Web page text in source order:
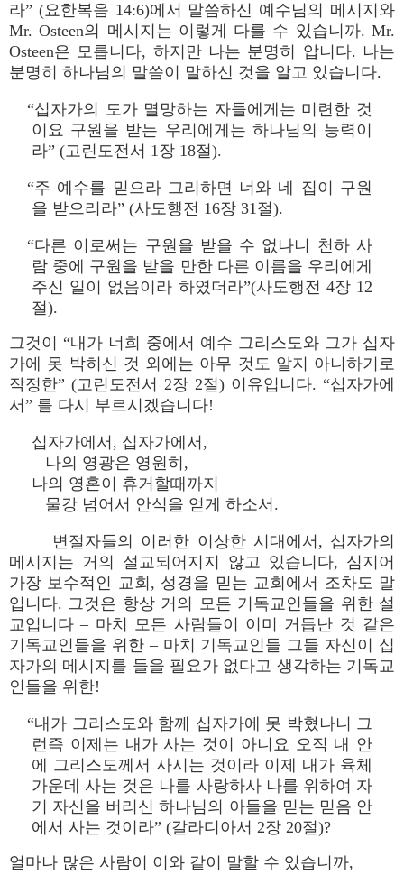
라” (요한복음 14:6)에서 말씀하신 예수님의 메시지와
Mr. Osteen의 메시지는 이렇게 다를 수 있습니까. Mr.
Osteen은 모릅니다, 하지만 나는 분명히 압니다. 나는
분명히 하나님의 말씀이 말하신 것을 알고 있습니다.
“십자가의 도가 멸망하는 자들에게는 미련한 것
이요 구원을 받는 우리에게는 하나님의 능력이
라” (고린도전서 1장 18절).
“주 예수를 믿으라 그리하면 너와 네 집이 구원
을 받으리라” (사도행전 16장 31절).
“다른 이로써는 구원을 받을 수 없나니 천하 사
람 중에 구원을 받을 만한 다른 이름을 우리에게
주신 일이 없음이라 하였더라”(사도행전 4장 12
절).
그것이 “내가 너희 중에서 예수 그리스도와 그가 십자
가에 못 박히신 것 외에는 아무 것도 알지 아니하기로
작정한” (고린도전서 2장 2절) 이유입니다. “십자가에
서” 를 다시 부르시겠습니다!
십자가에서, 십자가에서,
나의 영광은 영원히,
나의 영혼이 휴거할때까지
물강 넘어서 안식을 얻게 하소서.
변절자들의 이러한 이상한 시대에서, 십자가의
메시지는 거의 설교되어지지 않고 있습니다, 심지어
가장 보수적인 교회, 성경을 믿는 교회에서 조차도 말
입니다. 그것은 항상 거의 모든 기독교인들을 위한 설
교입니다 – 마치 모든 사람들이 이미 거듭난 것 같은
기독교인들을 위한 – 마치 기독교인들 그들 자신이 십
자가의 메시지를 들을 필요가 없다고 생각하는 기독교
인들을 위한!
“내가 그리스도와 함께 십자가에 못 박혔나니 그
런즉 이제는 내가 사는 것이 아니요 오직 내 안
에 그리스도께서 사시는 것이라 이제 내가 육체
가운데 사는 것은 나를 사랑하사 나를 위하여 자
기 자신을 버리신 하나님의 아들을 믿는 믿음 안
에서 사는 것이라” (갈라디아서 2장 20절)?
얼마나 많은 사람이 이와 같이 말할 수 있습니까,